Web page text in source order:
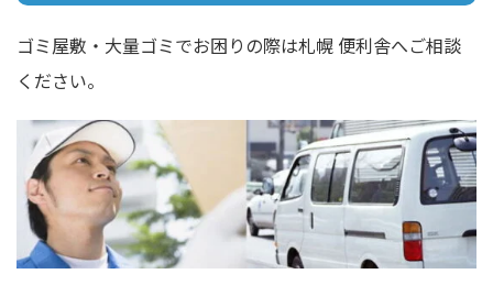
ゴミ屋敷・大量ゴミでお困りの際は札幌 便利舎へご相談
ください。